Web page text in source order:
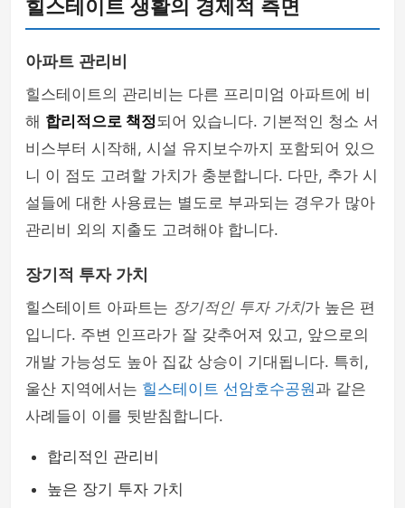
힐스테이트 생활의 경제적 측면
아파트 관리비
힐스테이트의 관리비는 다른 프리미엄 아파트에 비
해 합리적으로 책정되어 있습니다. 기본적인 청소 서
비스부터 시작해, 시설 유지보수까지 포함되어 있으
니 이 점도 고려할 가치가 충분합니다. 다만, 추가 시
설들에 대한 사용료는 별도로 부과되는 경우가 많아
관리비 외의 지출도 고려해야 합니다.
장기적 투자 가치
힐스테이트 아파트는 장기적인 투자 가치가 높은 편
입니다. 주변 인프라가 잘 갖추어져 있고, 앞으로의
개발 가능성도 높아 집값 상승이 기대됩니다. 특히,
울산 지역에서는 힐스테이트 선암호수공원과 같은
사례들이 이를 뒷받침합니다.
합리적인 관리비
높은 장기 투자 가치